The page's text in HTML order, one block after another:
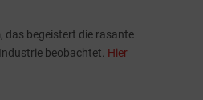
das begeistert die rasante
beobachtet. Hier